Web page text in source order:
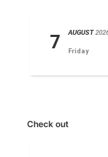
7 AUGUST
Friday
Check out